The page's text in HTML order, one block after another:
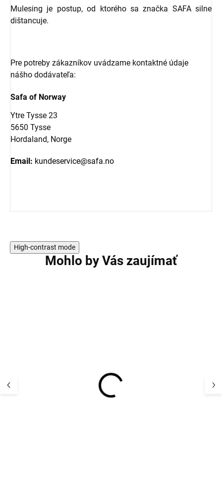
Mulesing je postup, od ktorého sa značka SAFA silne
dištancuje.
Pre potreby zákazníkov uvádzame kontaktné údaje
nášho dodávateľa:
Safa of Norway
Ytre Tysse 23
5650 Tysse
Hordaland, Norge
Email: kundeservice@safa.no
High-contrast mode
Mohlo by Vás zaujímať